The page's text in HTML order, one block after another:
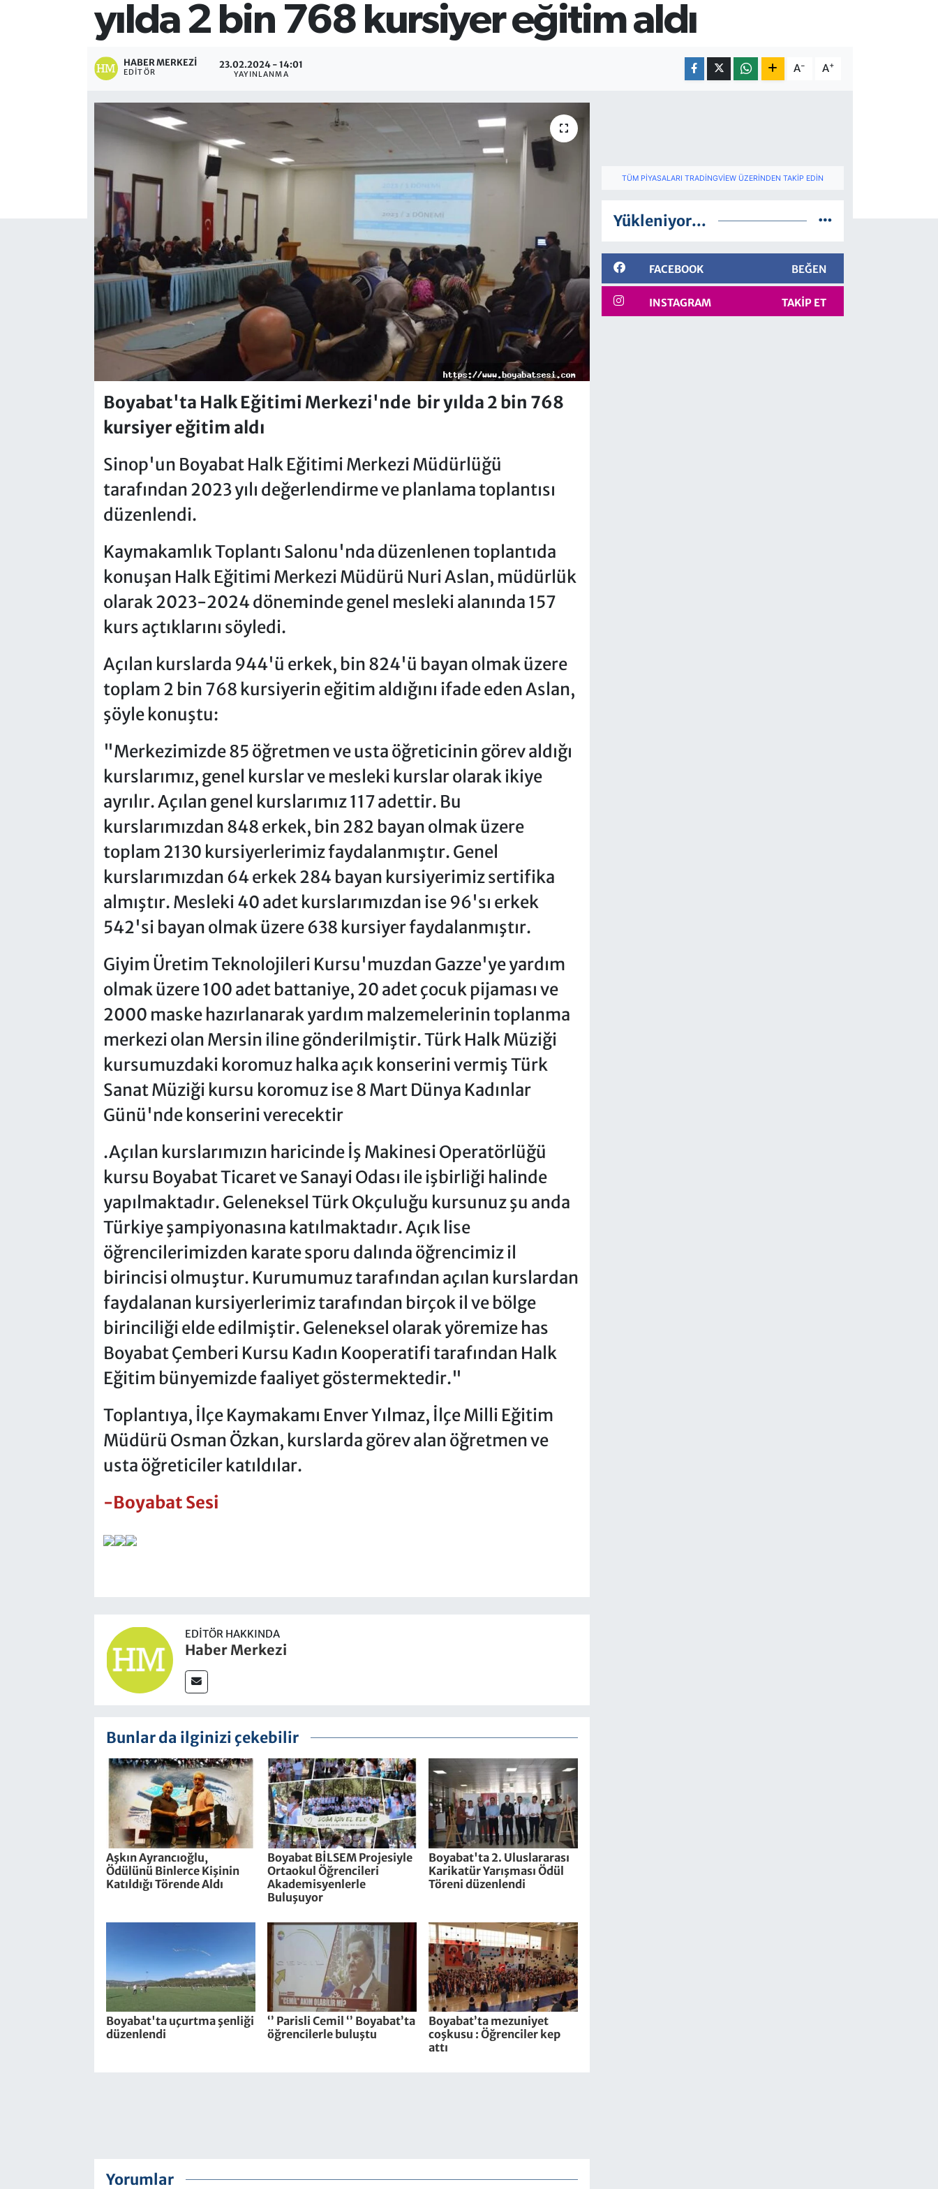
yılda 2 bin 768 kursiyer eğitim aldı
HABER MERKEZI
EDITÖR
23.02.2024 - 14:01
YAYINLANMA A- A+
Boyabat'ta Halk Eğitimi Merkezi'nde bir yılda 2 bin 768
kursiyer eğitim aldı
Sinop'un Boyabat Halk Eğitimi Merkezi Müdürlüğü
tarafından 2023 yılı değerlendirme ve planlama toplantısı
düzenlendi.
Kaymakamlık Toplantı Salonu'nda düzenlenen toplantıda
konuşan Halk Eğitimi Merkezi Müdürü Nuri Aslan, müdürlük
olarak 2023-2024 döneminde genel mesleki alanında 157
kurs açtıklarını söyledi.
Açılan kurslarda 944'ü erkek, bin 824'ü bayan olmak üzere
toplam 2 bin 768 kursiyerin eğitim aldığını ifade eden Aslan,
şöyle konuştu:
"Merkezimizde 85 öğretmen ve usta öğreticinin görev aldığı
kurslarımız, genel kurslar ve mesleki kurslar olarak ikiye
ayrılır. Açılan genel kurslarımız 117 adettir. Bu
kurslarımızdan 848 erkek, bin 282 bayan olmak üzere
toplam 2130 kursiyerlerimiz faydalanmıştır. Genel
kurslarımızdan 64 erkek 284 bayan kursiyerimiz sertifika
almıştır. Mesleki 40 adet kurslarımızdan ise 96'sı erkek
542'si bayan olmak üzere 638 kursiyer faydalanmıştır.
Giyim Üretim Teknolojileri Kursu'muzdan Gazze'ye yardım
olmak üzere 100 adet battaniye, 20 adet çocuk pijaması ve
2000 maske hazırlanarak yardım malzemelerinin toplanma
merkezi olan Mersin iline gönderilmiştir. Türk Halk Müziği
kursumuzdaki koromuz halka açık konserini vermiş Türk
Sanat Müziği kursu koromuz ise 8 Mart Dünya Kadınlar
Günü'nde konserini verecektir
.Açılan kurslarımızın haricinde İş Makinesi Operatörlüğü
kursu Boyabat Ticaret ve Sanayi Odası ile işbirliği halinde
yapılmaktadır. Geleneksel Türk Okçuluğu kursunuz şu anda
Türkiye şampiyonasına katılmaktadır. Açık lise
öğrencilerimizden karate sporu dalında öğrencimiz il
birincisi olmuştur. Kurumumuz tarafından açılan kurslardan
faydalanan kursiyerlerimiz tarafından birçok il ve bölge
birinciliği elde edilmiştir. Geleneksel olarak yöremize has
Boyabat Çemberi Kursu Kadın Kooperatifi tarafından Halk
Eğitim bünyemizde faaliyet göstermektedir."
Toplantıya, İlçe Kaymakamı Enver Yılmaz, İlçe Milli Eğitim
Müdürü Osman Özkan, kurslarda görev alan öğretmen ve
usta öğreticiler katıldılar.
-Boyabat Sesi
EDITÖR HAKKINDA
Haber Merkezi
Bunlar da ilginizi çekebilir
Aşkın Ayrancıoğlu,
Ödülünü Binlerce Kişinin
Katıldığı Törende Aldı
Boyabat BİLSEM Projesiyle
Ortaokul Öğrencileri
Akademisyenlerle
Buluşuyor
Boyabat'ta 2. Uluslararası
Karikatür Yarışması Ödül
Töreni düzenlendi
Boyabat'ta uçurtma şenliği
düzenlendi
‘’ Parisli Cemil ‘’ Boyabat’ta
öğrencilerle buluştu
Boyabat’ta mezuniyet
coşkusu : Öğrenciler kep
attı
Yorumlar
TÜM PIYASALARI TRADINGVIEW ÜZERINDEN TAKIP EDIN
Yükleniyor...
FACEBOOK BEĞEN
INSTAGRAM TAKIP ET